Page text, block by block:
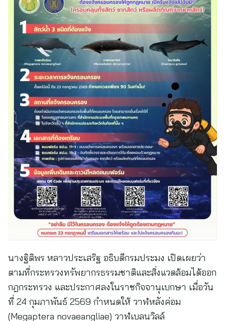
นางฐิติพร หลาวประเสริฐ อธิบดีกรมประมง เปิดเผยว่า
ตามที่กระทรวงทรัพยากรธรรมชาติและสิ่งแวดล้อมได้ออก
กฎกระทรวง และประกาศลงในราชกิจจานุเบกษา เมื่อวัน
ที่ 24 กุมภาพันธ์ 2569 กำหนดให้ วาฬหลังค่อม
(Megaptera novaeangliae) วาฬเบลนวิลล์